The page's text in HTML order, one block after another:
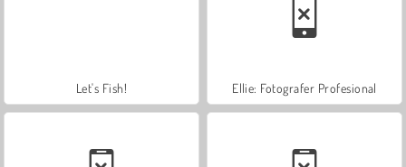
Let's Fish! Ellie: Fotografer Profesional